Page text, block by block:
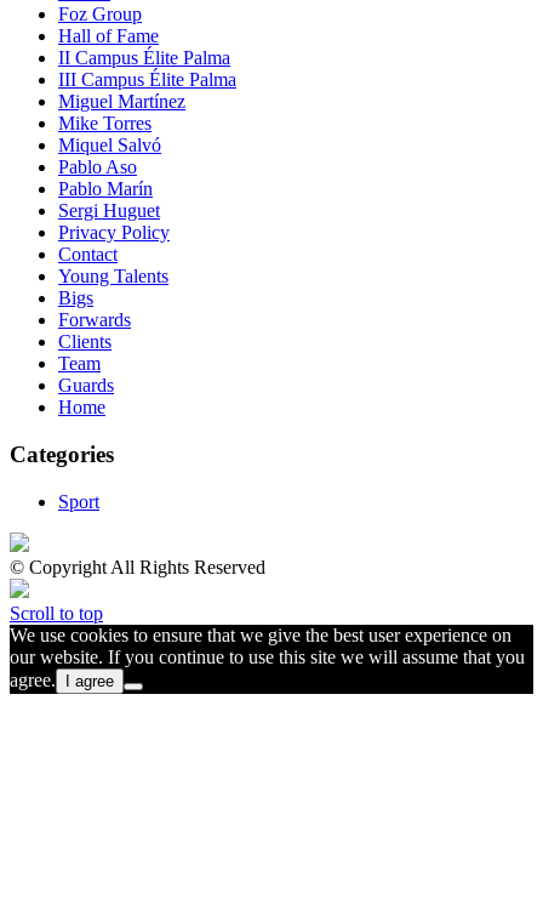
Foz Group
Hall of Fame
II Campus Élite Palma
III Campus Élite Palma
Miguel Martínez
Mike Torres
Miquel Salvó
Pablo Aso
Pablo Marín
Sergi Huguet
Privacy Policy
Contact
Young Talents
Bigs
Forwards
Clients
Team
Guards
Home
Categories
Sport
© Copyright All Rights Reserved
Scroll to top
We use cookies to ensure that we give the best user experience on
our website. If you continue to use this site we will assume that you
agree.
I agree